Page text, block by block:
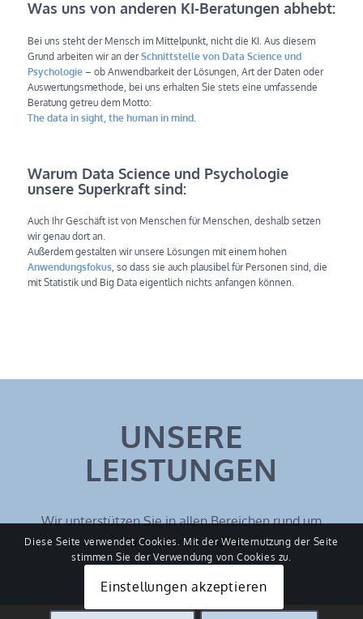
Was uns von anderen KI-Beratungen abhebt:
Bei uns steht der Mensch im Mittelpunkt, nicht die KI. Aus diesem
Grund arbeiten wir an derSchnittstelle von Data Science und
Psychologie– ob Anwendbarkeit der Lösungen, Art der Daten oder
Auswertungsmethode, bei uns erhalten Sie stets eine umfassende
Beratung getreu dem Motto:
The data in sight, the human in mind.
Warum Data Science und Psychologie
unsere Superkraft sind:
Auch Ihr Geschäft ist von Menschen für Menschen, deshalb setzen
wir genau dort an.
Außerdem gestalten wir unsere Lösungen mit einem hohen
Anwendungsfokus, so dass sie auch plausibel für Personen sind, die
mit Statistik und Big Data eigentlich nichts anfangen können.
UNSERE
LEISTUNGEN
Wir unterstützen Sie in allen Bereichen rund um
Data Science und KI.
Diese Seite verwendet Cookies. Mit der Weiternutzung der Seite
stimmen Sie der Verwendung von Cookies zu.
Einstellungen akzeptieren